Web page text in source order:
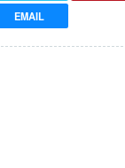
EMAIL